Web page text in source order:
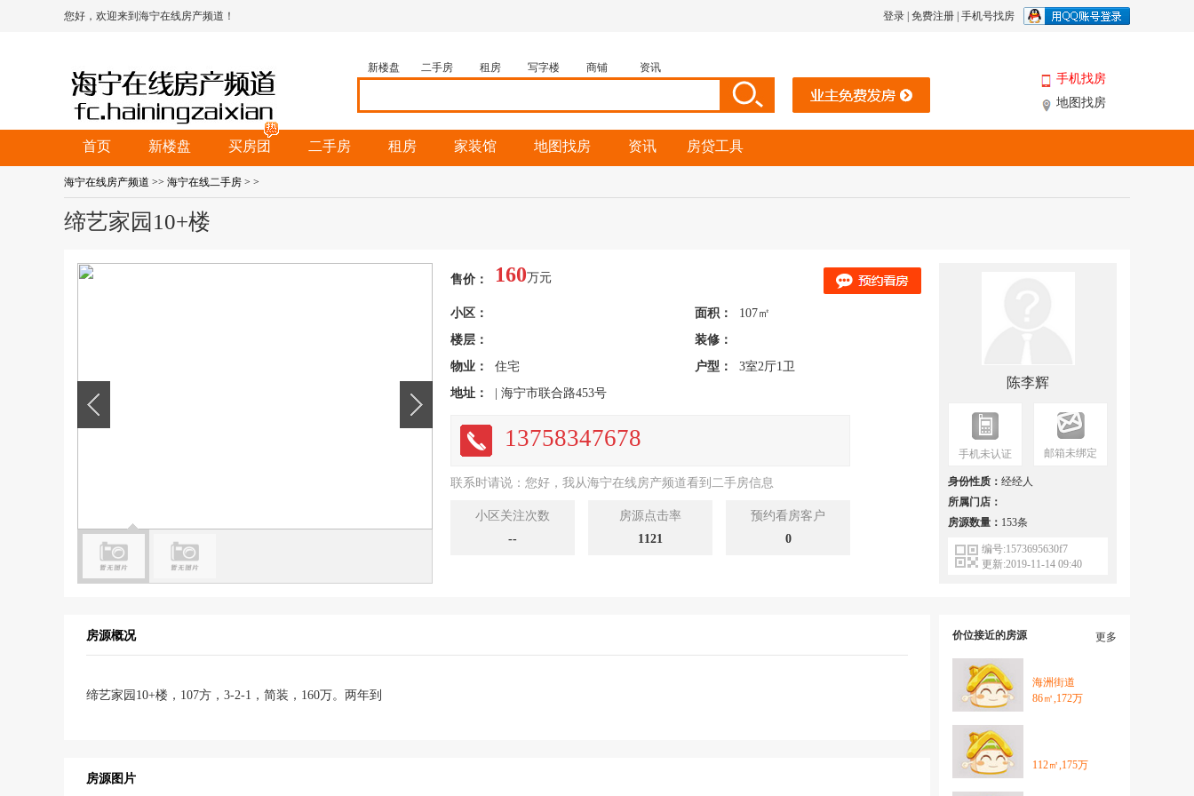
您好，欢迎来到海宁在线房产频道！ 登录 免费注册 手机号找房
新楼盘 二手房 租房 写字楼 商铺 资讯
手机找房
地图找房
首页 新楼盘 买房团 二手房 租房 家装馆 地图找房 资讯 房贷工具
海宁在线房产频道 >> 海宁在线二手房 > >
缔艺家园10+楼
售价： 160万元
小区： 面积：
107㎡
楼层：
装修：
物业：
住宅 户型：
3室2厅1卫
地址：
| 海宁市联合路453号
13758347678
联系时请说：您好，我从海宁在线房产频道看到二手房信息
小区关注次数
--
房源点击率
1121
预约看房客户
0
陈李辉
手机未认证 邮箱未绑定
身份性质： 经经人
所属门店：
房源数量： 153条
编号:1573695630f7
更新:2019-11-14 09:40
房源概况
缔艺家园10+楼，107方，3-2-1，简装，160万。两年到
房源图片
价位接近的房源 更多
海洲街道
86㎡,172万
112㎡,175万